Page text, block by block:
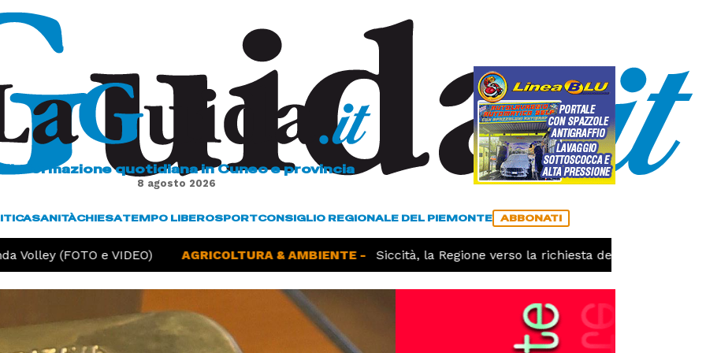
L'informazione quotidiana in Cuneo e provincia
8 agosto 2026
SANITÀCHIESATEMPO LIBEROSPORTCONSIGLIO REGIONALE DEL PIEMONTE ABBONATI
(FOTO e VIDEO) AGRICOLTURA & AMBIENTE - Siccità, la Regione verso la richiesta dello stato di